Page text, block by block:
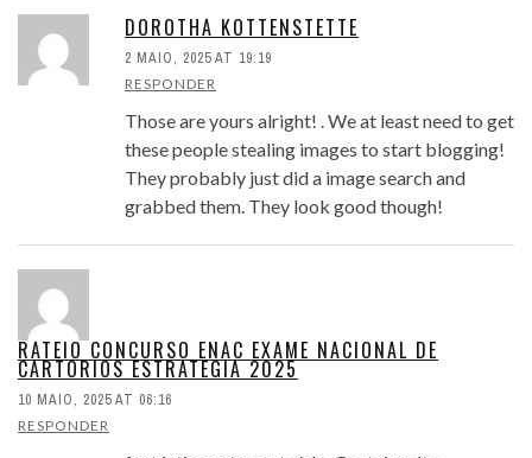
DOROTHA KOTTENSTETTE
2 MAIO, 2025 AT 19:19
RESPONDER
Those are yours alright! . We at least need to get
these people stealing images to start blogging!
They probably just did a image search and
grabbed them. They look good though!
RATEIO CONCURSO ENAC EXAME NACIONAL DE
CARTORIOS ESTRATEGIA 2025
10 MAIO, 2025 AT 06:16
RESPONDER